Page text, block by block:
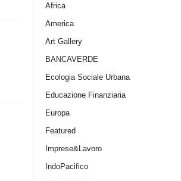
Africa
America
Art Gallery
BANCAVERDE
Ecologia Sociale Urbana
Educazione Finanziaria
Europa
Featured
Imprese&Lavoro
IndoPacifico